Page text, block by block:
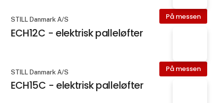
På messen
STILL Danmark A/S
ECH12C - elektrisk palleløfter
På messen
STILL Danmark A/S
ECH15C - elektrisk palleløfter